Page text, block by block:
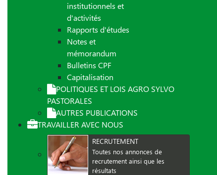
institutionnels et
d'activités
Rapports d'études
Notes et
mémorandum
Bulletins CPF
Capitalisation
POLITIQUES ET LOIS AGRO SYLVO
PASTORALES
AUTRES PUBLICATIONS
TRAVAILLER AVEC NOUS
RECRUTEMENT
Toutes nos annonces de
recrutement ainsi que les
résultats